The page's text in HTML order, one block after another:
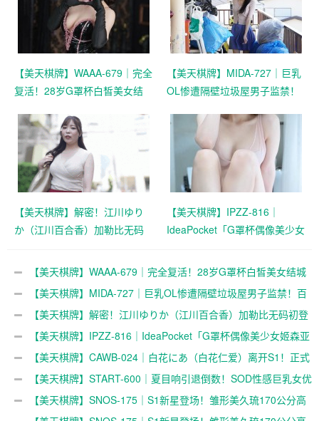
【美天棋牌】WAAA-679｜完全
复活！28岁G罩杯白皙美女结
线
【美天棋牌】MIDA-727｜巨乳
OL惨遭隔壁垃圾屋男子监禁！
件
【美天棋牌】解密！江川ゆり
か（江川百合香）加勒比无码
角是谁？
【美天棋牌】IPZZ-816｜
IdeaPocket「G罩杯偶像美少女
消息公开
【美天棋牌】WAAA-679｜完全复活！28岁G罩杯白皙美女结城
莉乃怪病痊愈，新作本周上线
【美天棋牌】MIDA-727｜巨乳OL惨遭隔壁垃圾屋男子监禁！百
田光稀白皙美貌卷入惊悚事件
【美天棋牌】解密！江川ゆりか（江川百合香）加勒比无码初登
场，「天使のSEX」女主角是谁？
【美天棋牌】IPZZ-816｜IdeaPocket「G罩杯偶像美少女姬森亚
梦」曝光新动向，最新消息公开
【美天棋牌】CAWB-024｜白花にあ（白花仁爱）离开S1！正式
解禁，新作引发热议
【美天棋牌】START-600｜夏目响引退倒数！SOD性感巨乳女优
推出最终作品，火辣魅力全面绽放
【美天棋牌】SNOS-175｜S1新星登场！雏形美久琉170公分高